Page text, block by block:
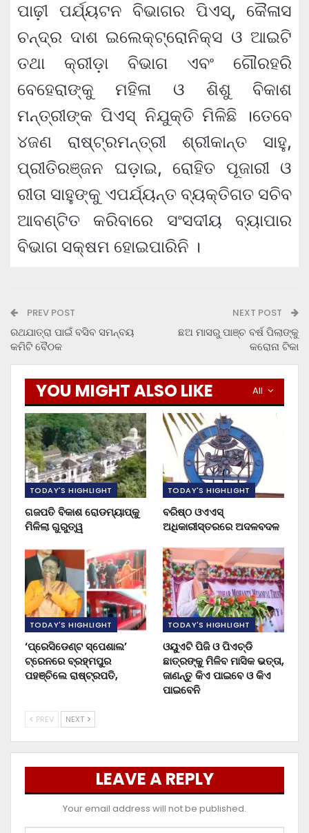
ପାଢ଼ୀ ପର୍ଯ୍ୟଟନ ବିଭାଗର ପିଏସ୍‌, କୈଳାସ
ଚନ୍ଦ୍ର ଦାଶ ଇଲେକ୍ଟ୍ରୋନିକ୍ସ ଓ ଆଇଟି
ତଥା କ୍ରୀଡ଼ା ବିଭାଗ ଏବଂ ଗୌରହରି
ବେହେରାଙ୍କୁ ମହିଳା ଓ ଶିଶୁ ବିକାଶ
ମନ୍ତ୍ରୀଙ୍କ ପିଏସ୍‌ ନିଯୁକ୍ତି ମିଳିଛି ।ତେବେ
୪ଜଣ ରାଷ୍ଟ୍ରମନ୍ତ୍ରୀ ଶ୍ରୀକାନ୍ତ ସାହୁ,
ପ୍ରୀତିରଞ୍ଜନ ଘଡ଼ାଇ, ରୋହିତ ପୂଜାରୀ ଓ
ରୀତା ସାହୁଙ୍କୁ ଏପର୍ଯ୍ୟନ୍ତ ବ୍ୟକ୍ତିଗତ ସଚିବ
ଆବଣ୍ଟିତ କରିବାରେ ସଂସଦୀୟ ବ୍ୟାପାର
ବିଭାଗ ସକ୍ଷମ ହୋଇପାରିନି ।
PREV POST
ରଥଯାତ୍ରା ପାଇଁ ବସିବ ସମନ୍ବୟ
କମିଟି ବୈଠକ
NEXT POST
ଛଅ ମାସରୁ ପାଞ୍ଚ ବର୍ଷ ପିଲାଙ୍କୁ
କରୋନା ଟିକା
All
YOU MIGHT ALSO LIKE
TODAY'S HIGHLIGHT
ଗଜପତି ବିକାଶ ରୋଡମ୍ୟାପ୍‌କୁ
ମିଳିଲା ଗୁରୁତ୍ୱ
TODAY'S HIGHLIGHT
ବରିଷ୍ଠ ଓଏଏସ୍‌
ଅଧିକାରୀସ୍ତରରେ ଅଦଳବଦଳ
TODAY'S HIGHLIGHT
‘ପ୍ରେସିଡେଣ୍ଟ ସ୍ପେଶାଲ’
ଟ୍ରେନରେ ବ୍ରହ୍ମପୁର
ପହଞ୍ଚିଲେ ରାଷ୍ଟ୍ରପତି,
TODAY'S HIGHLIGHT
ଓୟୁଏଟି ପିଜି ଓ ପିଏଚ୍‌ଡି
ଛାତ୍ରଙ୍କୁ ମିଳିବ ମାସିକ ଭତ୍ତା,
ଜାଣନ୍ତୁ କିଏ ପାଇବେ ଓ କିଏ
ପାଇବେନି
PREV NEXT
LEAVE A REPLY
Your email address will not be published.